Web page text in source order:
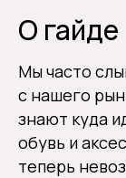
О гайде
Мы часто
с нашего
знают куда
обувь и
теперь